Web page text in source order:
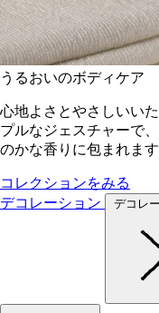
うるおいのボディケア
心地よさとやさしいい
プルなジェスチャーで
のかな香りに包まれます
コレクションをみる
デコレーション
デコレ